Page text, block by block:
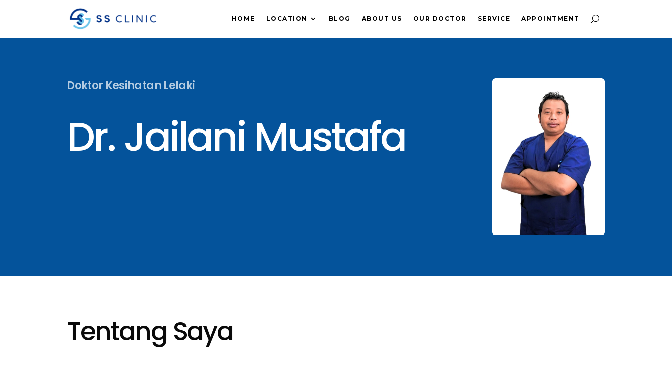
HOME LOCATION BLOG ABOUT US OUR DOCTOR SERVICE APPOINTMENT
Doktor Kesihatan Lelaki
Dr. Jailani Mustafa
Tentang Saya